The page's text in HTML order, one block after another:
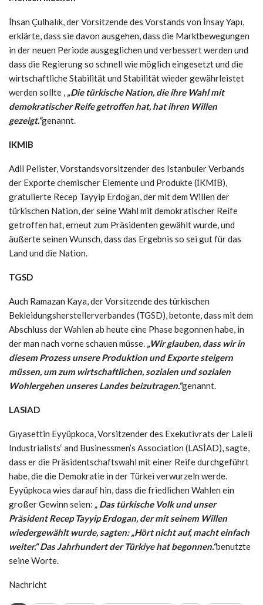
İhsan Çulhalık, der Vorsitzende des Vorstands von İnsay Yapı,
erklärte, dass sie davon ausgehen, dass die Marktbewegungen
in der neuen Periode ausgeglichen und verbessert werden und
dass die Regierung so schnell wie möglich eingesetzt und die
wirtschaftliche Stabilität und Stabilität wieder gewährleistet
werden sollte , „Die türkische Nation, die ihre Wahl mit
demokratischer Reife getroffen hat, hat ihren Willen
gezeigt.“genannt.
IKMIB
Adil Pelister, Vorstandsvorsitzender des Istanbuler Verbands
der Exporte chemischer Elemente und Produkte (İKMİB),
gratulierte Recep Tayyip Erdoğan, der mit dem Willen der
türkischen Nation, der seine Wahl mit demokratischer Reife
getroffen hat, erneut zum Präsidenten gewählt wurde, und
äußerte seinen Wunsch, dass das Ergebnis so sei gut für das
Land und die Nation.
TGSD
Auch Ramazan Kaya, der Vorsitzende des türkischen
Bekleidungsherstellerverbandes (TGSD), betonte, dass mit dem
Abschluss der Wahlen ab heute eine Phase begonnen habe, in
der man nach vorne schauen müsse. „Wir glauben, dass wir in
diesem Prozess unsere Produktion und Exporte steigern
müssen, um zum wirtschaftlichen, sozialen und sozialen
Wohlergehen unseres Landes beizutragen.“genannt.
LASIAD
Gıyasettin Eyyüpkoca, Vorsitzender des Exekutivrats der Laleli
Industrialists‘ and Businessmen’s Association (LASİAD), sagte,
dass er die Präsidentschaftswahl mit einer Reife durchgeführt
habe, die die Demokratie in der Türkei verwurzeln werde.
Eyyüpkoca wies darauf hin, dass die friedlichen Wahlen ein
großer Gewinn seien: „ Das türkische Volk und unser
Präsident Recep Tayyip Erdogan, der mit seinem Willen
wiedergewählt wurde, sagten: „Hört nicht auf, macht einfach
weiter.“ Das Jahrhundert der Türkiye hat begonnen.“benutzte
seine Worte.
Nachricht